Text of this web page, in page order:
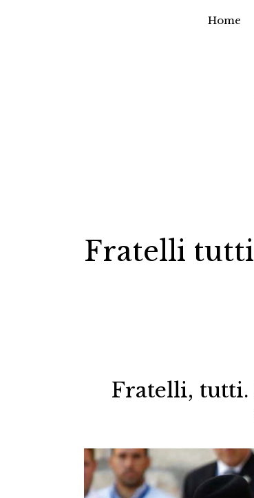
Home
Fratelli tutti
Fratelli, tutti.